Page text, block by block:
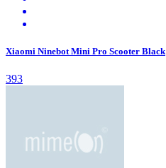
Xiaomi Ninebot Mini Pro Scooter Black
393